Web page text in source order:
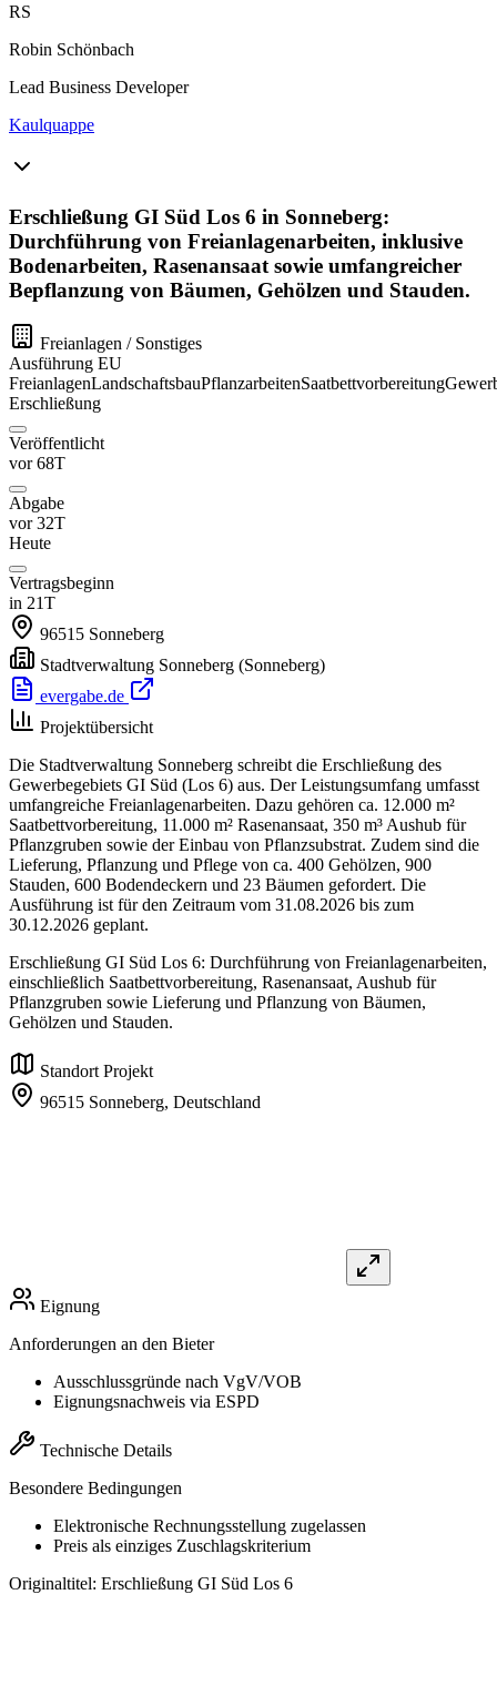
RS
Robin Schönbach
Lead Business Developer
Kaulquappe
Erschließung GI Süd Los 6 in Sonneberg:
Durchführung von Freianlagenarbeiten, inklusive
Bodenarbeiten, Rasenansaat sowie umfangreicher
Bepflanzung von Bäumen, Gehölzen und Stauden.
Freianlagen / Sonstiges
Ausführung EU
FreianlagenLandschaftsbauPflanzarbeitenSaatbettvorbereitung
Erschließung
Veröffentlicht
vor 68T
Abgabe
vor 32T
Heute
Vertragsbeginn
in 21T
96515 Sonneberg
Stadtverwaltung Sonneberg (Sonneberg)
evergabe.de
Projektübersicht
Die Stadtverwaltung Sonneberg schreibt die Erschließung des
Gewerbegebiets GI Süd (Los 6) aus. Der Leistungsumfang umfasst
umfangreiche Freianlagenarbeiten. Dazu gehören ca. 12.000 m²
Saatbettvorbereitung, 11.000 m² Rasenansaat, 350 m³ Aushub für
Pflanzgruben sowie der Einbau von Pflanzsubstrat. Zudem sind die
Lieferung, Pflanzung und Pflege von ca. 400 Gehölzen, 900
Stauden, 600 Bodendeckern und 23 Bäumen gefordert. Die
Ausführung ist für den Zeitraum vom 31.08.2026 bis zum
30.12.2026 geplant.
Erschließung GI Süd Los 6: Durchführung von Freianlagenarbeiten,
einschließlich Saatbettvorbereitung, Rasenansaat, Aushub für
Pflanzgruben sowie Lieferung und Pflanzung von Bäumen,
Gehölzen und Stauden.
Standort Projekt
96515 Sonneberg, Deutschland
Eignung
Anforderungen an den Bieter
Ausschlussgründe nach VgV/VOB
Eignungsnachweis via ESPD
Technische Details
Besondere Bedingungen
Elektronische Rechnungsstellung zugelassen
Preis als einziges Zuschlagskriterium
Originaltitel: Erschließung GI Süd Los 6